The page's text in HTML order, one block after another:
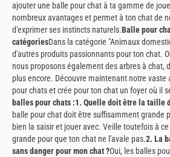
ajouter une balle pour chat à ta gamme de
nombreux avantages et permet à ton chat de
d'exprimer ses instincts naturels.Balle pour
catégoriesDans la catégorie "Animaux
d'autres produits passionnants pour ton chat.
nous proposons également des arbres à chat,
plus encore. Découvre maintenant notre
pour chats et crée pour ton chat un foyer où il
balles pour chats :1. Quelle doit être la taille
balle pour chat doit être suffisamment grande
bien la saisir et jouer avec. Veille toutefois à
grande pour que ton chat ne l'avale pas.2. La
sans danger pour mon chat ?Oui, les balles